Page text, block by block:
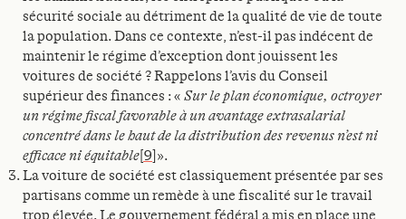
sécurité sociale au détriment de la qualité de vie de toute
la population. Dans ce contexte, n’est-il pas indécent de
maintenir le régime d’exception dont jouissent les
voitures de société ? Rappelons l’avis du Conseil
supérieur des finances : « Sur le plan économique, octroyer
un régime fiscal favorable à un avantage extrasalarial
concentré dans le haut de la distribution des revenus n’est ni
efficace ni équitable[9] ».
La voiture de société est classiquement présentée par ses
partisans comme un remède à une fiscalité sur le travail
trop élevée. Le gouvernement fédéral a mis en place une